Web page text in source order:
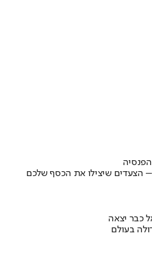
הצעדים שיצילו את הכסף שלכם
כבר יצאה
בעולם